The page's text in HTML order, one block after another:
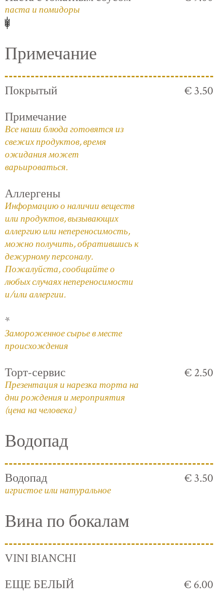
паста и помидоры
Примечание
Покрытый
€ 3.50
Примечание
Все наши блюда готовятся из
свежих продуктов, время
ожидания может
варьироваться.
Аллергены
Информацию о наличии веществ
или продуктов, вызывающих
аллергию или непереносимость,
можно получить, обратившись к
дежурному персоналу.
Пожалуйста, сообщайте о
любых случаях непереносимости
и/или аллергии.
*
Замороженное сырье в месте
происхождения
Торт-сервис
Презентация и нарезка торта на
дни рождения и мероприятия
(цена на человека)
€ 2.50
Водопад
Водопад
игристое или натуральное
€ 3.50
Вина по бокалам
VINI BIANCHI
ЕЩЕ БЕЛЫЙ
€ 6.00